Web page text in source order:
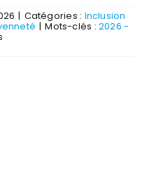
| Catégories : Inclusion
| Mots-clés :2026 -